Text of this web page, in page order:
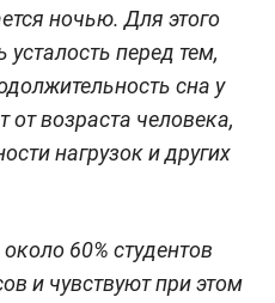
ночью. Для этого
перед тем,
сна у
от возраста человека,
нагрузок и других
60% студентов
и чувствуют при этом